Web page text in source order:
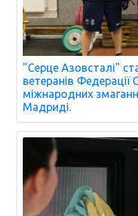
"Серце Азовсталі"
ветеранів Федерації
міжнародних
Мадриді.